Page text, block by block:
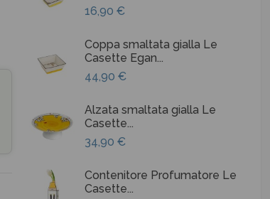
16,90 €
Coppa smaltata gialla Le
Casette Egan...
44,90 €
Alzata smaltata gialla Le
Casette...
34,90 €
Contenitore Profumatore Le
Casette...